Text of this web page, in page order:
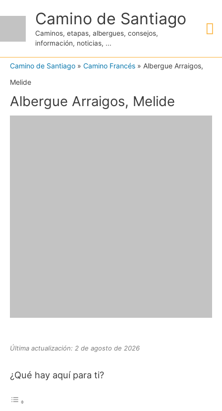
contenido
Camino de Santiago
Caminos, etapas, albergues, consejos,
información, noticias, ...
Camino de Santiago » Camino Francés » Albergue Arraigos,
Melide
Albergue Arraigos, Melide
Última actualización: 2 de agosto de 2026
¿Qué hay aquí para ti?